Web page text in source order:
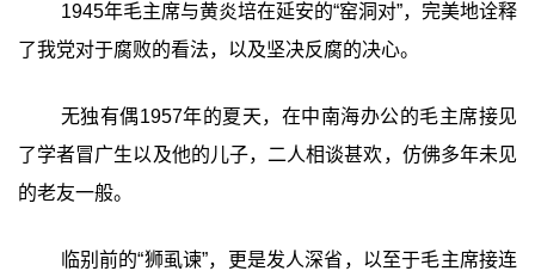
1945年毛主席与黄炎培在延安的“窑洞对”，完美地诠释
了我党对于腐败的看法，以及坚决反腐的决心。
无独有偶1957年的夏天，在中南海办公的毛主席接见
了学者冒广生以及他的儿子，二人相谈甚欢，仿佛多年未见
的老友一般。
临别前的“狮虱谏”，更是发人深省，以至于毛主席接连